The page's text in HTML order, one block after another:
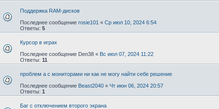
Поддержка RAM-дисков
Последнее сообщение rosie101 « Ср июл 10, 2024 6:54
Ответы: 5
Курсор в играх
Последнее сообщение Den38 « Вс июл 07, 2024 11:22
Ответы: 11
проблем а с мониторами ни как не могу найти себе решение
Последнее сообщение Beast2040 « Чт июн 06, 2024 20:57
Ответы: 1
Баг с отключением второго экрана